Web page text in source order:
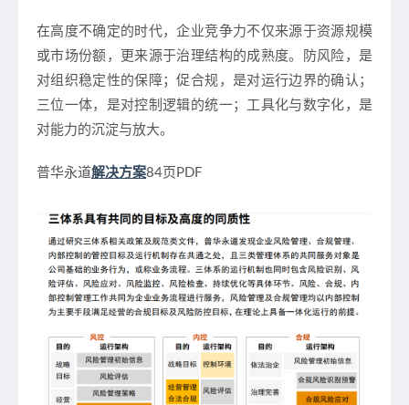
在高度不确定的时代，企业竞争力不仅来源于资源规模
或市场份额，更来源于治理结构的成熟度。防风险，是
对组织稳定性的保障；促合规，是对运行边界的确认；
三位一体，是对控制逻辑的统一；工具化与数字化，是
对能力的沉淀与放大。
普华永道解决方案84页PDF